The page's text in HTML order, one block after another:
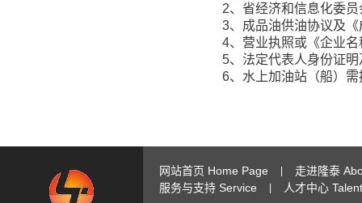
2、省经济和信息化委员
3、成品油供油协议及《
4、营业执照或《企业名
5、法定代表人身份证明
6、水上加油站（船）需
网站首页 Home Page
走进隆泰
服务与支持 Service
人才中心